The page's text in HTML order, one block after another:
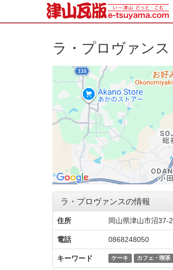
ラ・プロヴァンス
ラ・プロヴァンスの情報
住所 岡山県津山市沼37-2
電話 0868248050
キーワード ケーキ カフェ・喫茶